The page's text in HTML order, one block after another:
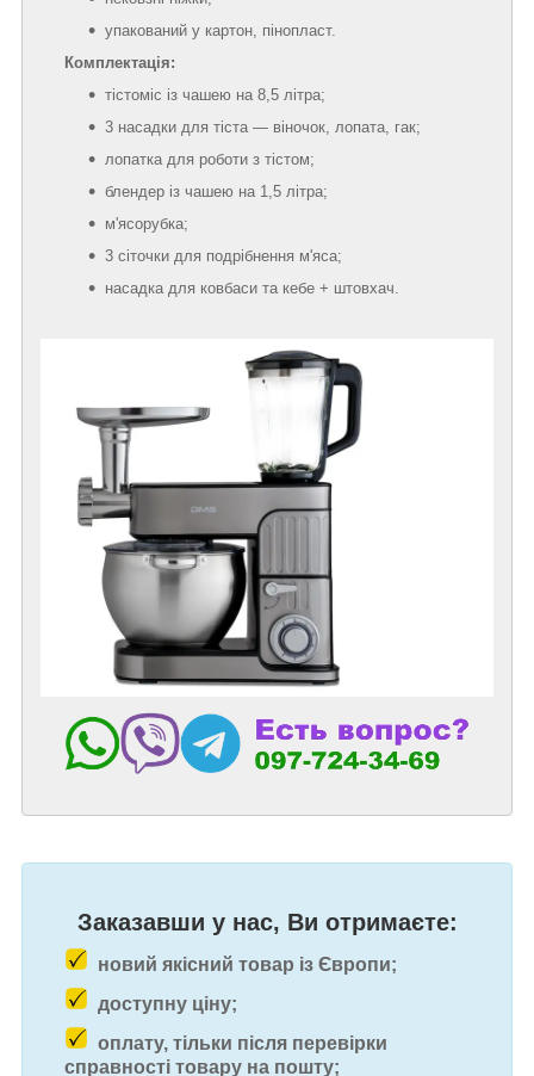
упакований у картон, пінопласт.
Комплектація:
тістоміс із чашею на 8,5 літра;
3 насадки для тіста — віночок, лопата, гак;
лопатка для роботи з тістом;
блендер із чашею на 1,5 літра;
м'ясорубка;
3 сіточки для подрібнення м'яса;
насадка для ковбаси та кебе + штовхач.
Заказавши у нас, Ви отримаєте:
новий якісний товар із Європи;
доступну ціну;
оплату, тільки після перевірки
справності товару на пошту;